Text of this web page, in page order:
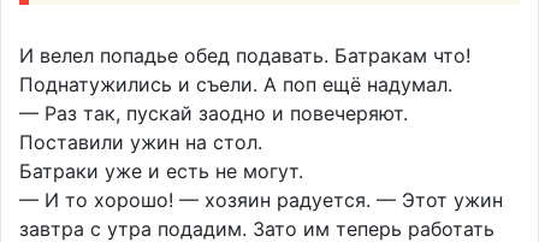
И велел попадье обед подавать. Батракам что!
Поднатужились и съели. А поп ещё надумал.
— Раз так, пускай заодно и повечеряют.
Поставили ужин на стол.
Батраки уже и есть не могут.
— И то хорошо! — хозяин радуется. — Этот ужин
завтра с утра подадим. Зато им теперь работать